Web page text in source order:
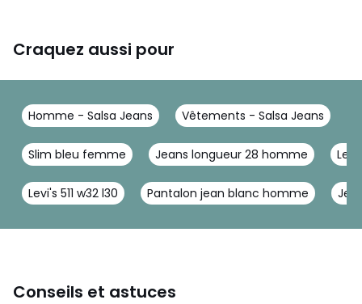
Craquez aussi pour
Homme - Salsa Jeans Vêtements - Salsa Jeans
Slim bleu femme Jeans longueur 28 homme
Levi's 511 w32 l30 Pantalon jean blanc homme
Conseils et astuces